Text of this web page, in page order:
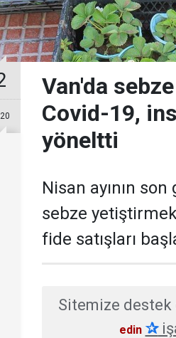
Van'da
Covid-19,
yöneltti
Nisan ayının
sebze
fide satışları
Sitemize
edin ✰